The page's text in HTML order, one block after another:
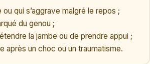
qui s’aggrave malgré le repos ;
du genou ;
la jambe ou de prendre appui ;
après un choc ou un traumatisme.